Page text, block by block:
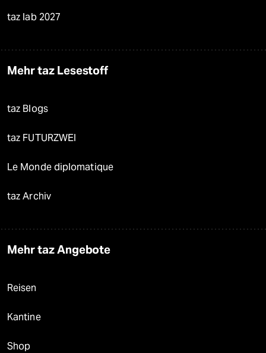
taz lab 2027
Mehr taz Lesestoff
taz Blogs
taz FUTURZWEI
Le Monde diplomatique
taz Archiv
Mehr taz Angebote
Reisen
Kantine
Shop